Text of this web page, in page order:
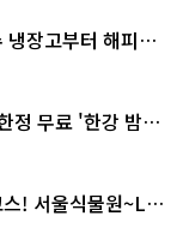
장고부터 해피소
정 무료 '한강 밤
! 서울식물원~LG